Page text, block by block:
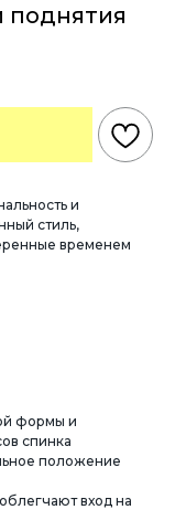
поднятия
и
стиль,
временем
формы и
спинка
положение
вход на